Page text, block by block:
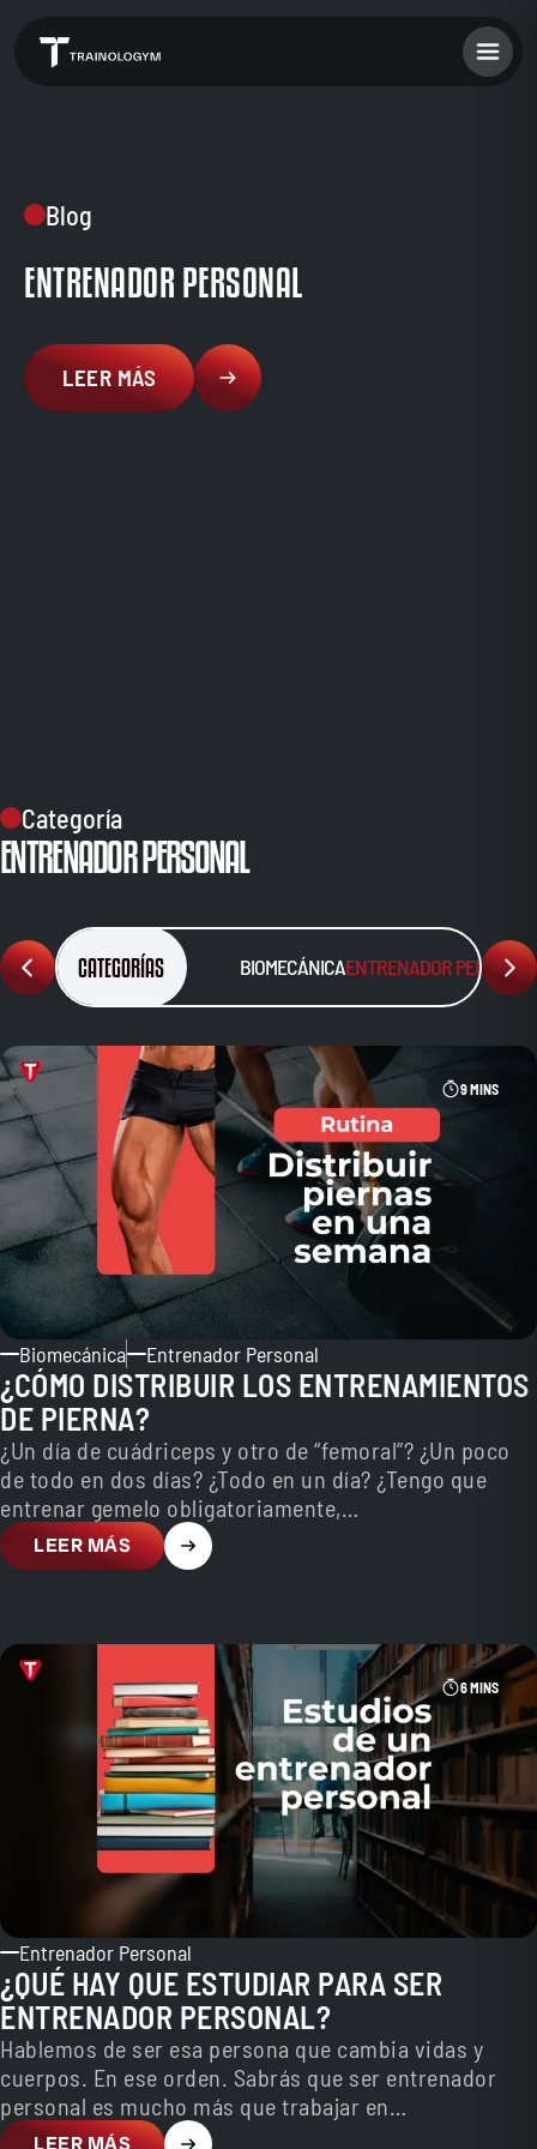
Blog
ENTRENADOR PERSONAL
LEER MÁS
Categoría
ENTRENADOR PERSONAL
CATEGORÍAS BIOMECÁNICAENTRENADOR PERSONAL
9 MINS
Biomecánica Entrenador Personal
¿CÓMO DISTRIBUIR LOS ENTRENAMIENTOS
DE PIERNA?
¿Un día de cuádriceps y otro de “femoral”? ¿Un poco
de todo en dos días? ¿Todo en un día? ¿Tengo que
entrenar gemelo obligatoriamente,…
LEER MÁS
6 MINS
Entrenador Personal
¿QUÉ HAY QUE ESTUDIAR PARA SER
ENTRENADOR PERSONAL?
Hablemos de ser esa persona que cambia vidas y
cuerpos. En ese orden. Sabrás que ser entrenador
personal es mucho más que trabajar en…
LEER MÁS